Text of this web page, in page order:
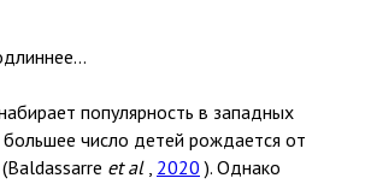
популярность в западных
число детей рождается от
et al, 2020 ). Однако